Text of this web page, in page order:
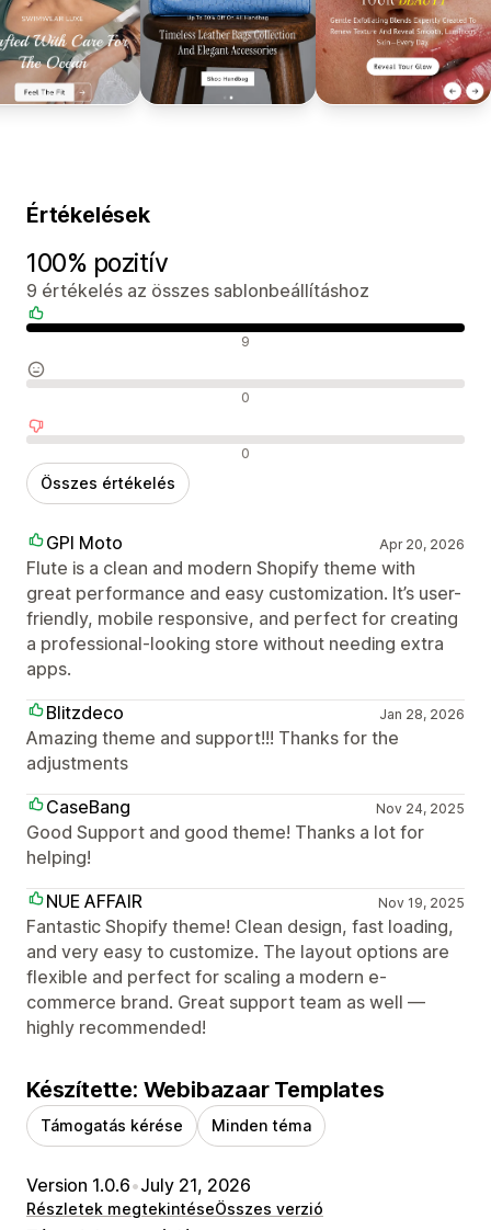
Értékelések
100% pozitív
9 értékelés az összes sablonbeállításhoz
9
0
0
Összes értékelés
GPI Moto Apr 20, 2026
Flute is a clean and modern Shopify theme with
great performance and easy customization. It’s user-
friendly, mobile responsive, and perfect for creating
a professional-looking store without needing extra
apps.
Blitzdeco
Jan 28, 2026
Amazing theme and support!!! Thanks for the
adjustments
CaseBang
Nov 24, 2025
Good Support and good theme! Thanks a lot for
helping!
NUE AFFAIR
Nov 19, 2025
Fantastic Shopify theme! Clean design, fast loading,
and very easy to customize. The layout options are
flexible and perfect for scaling a modern e-
commerce brand. Great support team as well —
highly recommended!
Készítette: Webibazaar Templates
Támogatás kérése Minden téma
Version 1.0.6•July 21, 2026
Részletek megtekintéseÖsszes verzió